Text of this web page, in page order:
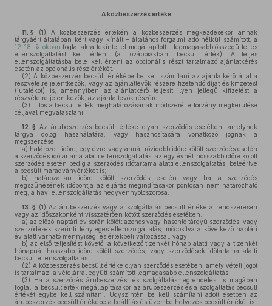
A közbeszerzés értéke
11. § (1) A közbeszerzés értékén a közbeszerzés megkezdésekor annak
tárgyáért általában kért vagy kínált – általános forgalmi adó nélkül számított, a
12–18. §-okban foglaltakra tekintettel megállapított – legmagasabb összegű teljes
ellenszolgáltatást kell érteni (a továbbiakban: becsült érték). A teljes
ellenszolgáltatásba bele kell érteni az opcionális részt tartalmazó ajánlatkérés
esetén az opcionális rész értékét.
(2) A közbeszerzés becsült értékébe be kell számítani az ajánlatkérő által a
részvételre jelentkezők, vagy az ajánlattevők részére fizetendő díjat és kifizetést
(jutalékot) is, amennyiben az ajánlatkérő teljesít ilyen jellegű kifizetést a
részvételre jelentkezők, az ajánlattevők részére.
(3) Tilos a becsült érték meghatározásának módszerét e törvény megkerülése
céljával megválasztani.
12. § Az árubeszerzés becsült értéke olyan szerződés esetében, amelynek
tárgya dolog használatára, vagy hasznosítására vonatkozó jognak a
megszerzése:
a) határozott időre, egy évre vagy annál rövidebb időre kötött szerződés esetén
a szerződés időtartama alatti ellenszolgáltatás; az egy évnél hosszabb időre kötött
szerződés esetén pedig a szerződés időtartama alatti ellenszolgáltatás, beleértve
a becsült maradványértéket is;
b) határozatlan időre kötött szerződés esetén vagy ha a szerződés
megszűnésének időpontja az eljárás megindításakor pontosan nem határozható
meg, a havi ellenszolgáltatás negyvennyolcszorosa.
13. § (1) Az árubeszerzés vagy a szolgáltatás becsült értéke a rendszeresen
vagy az időszakonként visszatérően kötött szerződés esetében:
a) az előző naptári év során kötött azonos vagy hasonló tárgyú szerződés, vagy
szerződések szerinti tényleges ellenszolgáltatás, módosítva a következő naptári
év alatt várható mennyiségi és értékbeli változással, vagy
b) az első teljesítést követő, a következő tizenkét hónap alatti vagy a tizenkét
hónapnál hosszabb időre kötött szerződés, vagy szerződések időtartama alatti
becsült ellenszolgáltatás.
(2) A közbeszerzés becsült értéke olyan szerződés esetében, amely vételi jogot
is tartalmaz, a vételárral együtt számított legmagasabb ellenszolgáltatás.
(3) Ha a szerződés árubeszerzést és szolgáltatásmegrendelést is magában
foglal, a becsült érték megállapításakor az árubeszerzés és a szolgáltatás becsült
értékét egybe kell számítani. Úgyszintén be kell számítani adott esetben az
árubeszerzés becsült értékébe a beállítás és üzembe helyezés becsült értékét is.